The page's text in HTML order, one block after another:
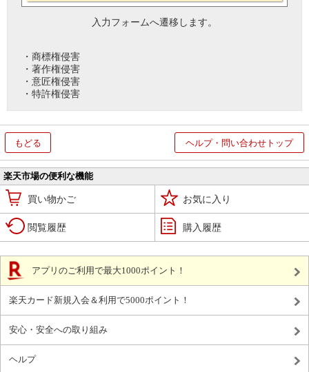
入力フォームへ遷移します。
・商標権侵害
・著作権侵害
・意匠権侵害
・特許権侵害
もどる ヘルプ・問い合わせトップ
楽天市場の便利な機能
買い物かご お気に入り
閲覧履歴 購入履歴
アプリのご利用で最大1000ポイント！
楽天カード新規入会＆利用で5000ポイント！
安心・安全への取り組み
ヘルプ